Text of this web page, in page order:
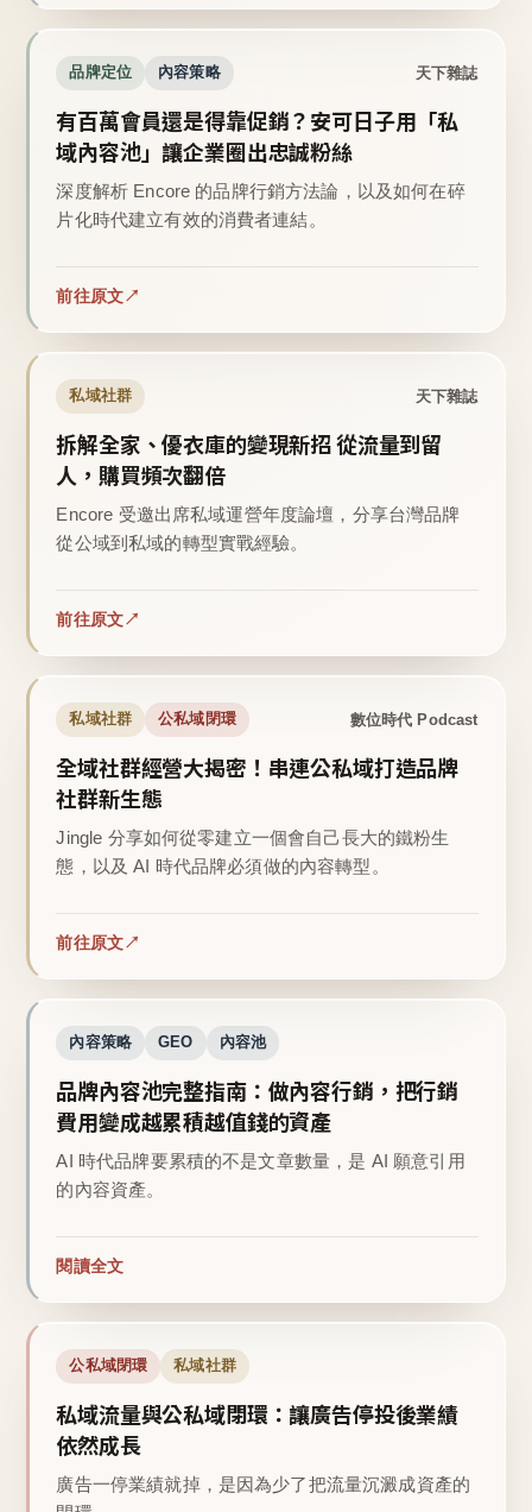
品牌定位 內容策略 天下雜誌
有百萬會員還是得靠促銷？安可日子用「私
域內容池」讓企業圈出忠誠粉絲
深度解析 Encore 的品牌行銷方法論，以及如何在碎
片化時代建立有效的消費者連結。
前往原文
私域社群 天下雜誌
拆解全家、優衣庫的變現新招 從流量到留
人，購買頻次翻倍
Encore 受邀出席私域運營年度論壇，分享台灣品牌
從公域到私域的轉型實戰經驗。
前往原文
私域社群 公私域閉環 數位時代 Podcast
全域社群經營大揭密！串連公私域打造品牌
社群新生態
Jingle 分享如何從零建立一個會自己長大的鐵粉生
態，以及 AI 時代品牌必須做的內容轉型。
前往原文
內容策略 GEO 內容池
品牌內容池完整指南：做內容行銷，把行銷
費用變成越累積越值錢的資產
AI 時代品牌要累積的不是文章數量，是 AI 願意引用
的內容資產。
閱讀全文
公私域閉環 私域社群
私域流量與公私域閉環：讓廣告停投後業績
依然成長
廣告一停業績就掉，是因為少了把流量沉澱成資產的